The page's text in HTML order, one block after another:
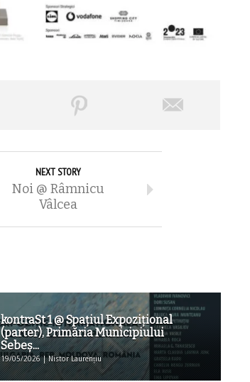
NEXT STORY
Noi @ Râmnicu
Vâlcea
kontraSt 1 @ Spațiul Expozițional
(parter), Primăria Municipiului
Sebeș...
19/05/2026 | Nistor Laurențiu